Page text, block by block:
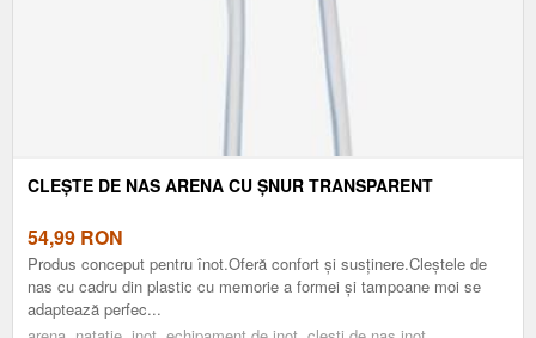
CLEȘTE DE NAS ARENA CU ȘNUR TRANSPARENT
54,99 RON
Produs conceput pentru înot.Oferă confort și susținere.Cleștele de
nas cu cadru din plastic cu memorie a formei și tampoane moi se
adaptează perfec...